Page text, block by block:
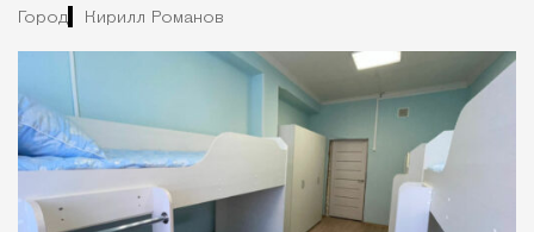
Город Кирилл Романов